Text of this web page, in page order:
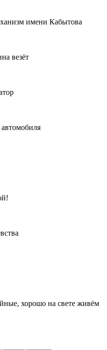
имени Кабытова
везёт
хорошо на свете живём